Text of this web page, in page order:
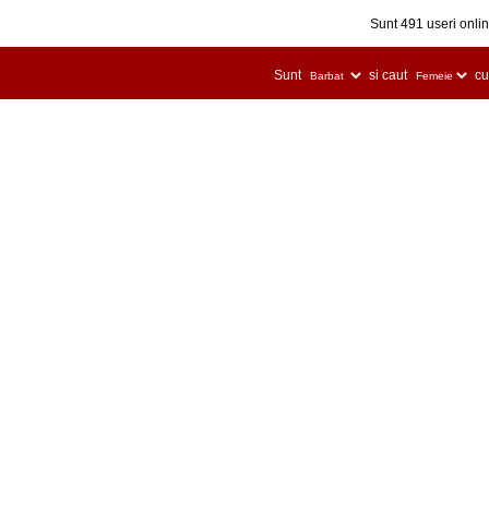
Sunt 491 useri
Sunt si caut